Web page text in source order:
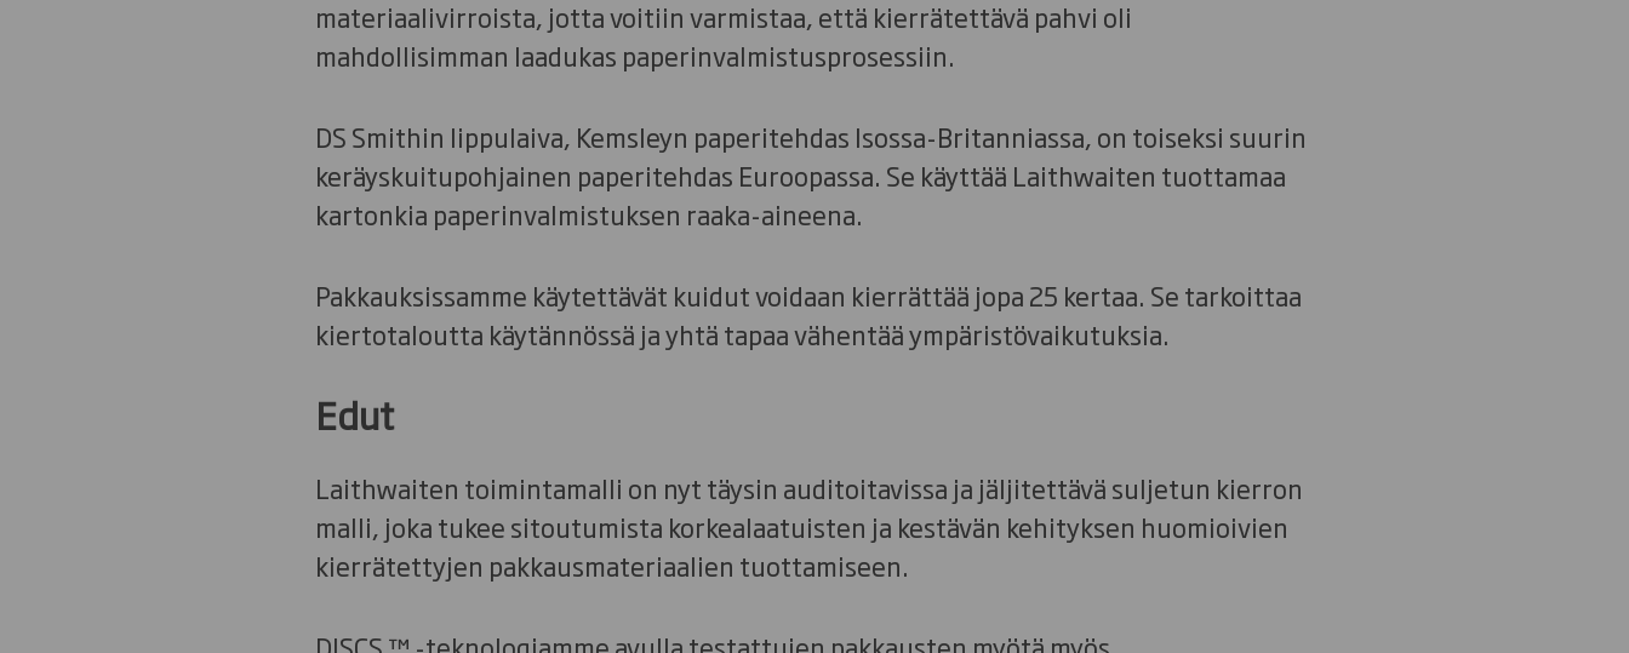
materiaalivirroista, jotta voitiin varmistaa, että kierrätettävä pahvi oli
mahdollisimman laadukas paperinvalmistusprosessiin.
DS Smithin lippulaiva, Kemsleyn paperitehdas Isossa-Britanniassa, on toiseksi suurin
keräyskuitupohjainen paperitehdas Euroopassa. Se käyttää Laithwaiten tuottamaa
kartonkia paperinvalmistuksen raaka-aineena.
Pakkauksissamme käytettävät kuidut voidaan kierrättää jopa 25 kertaa. Se tarkoittaa
kiertotaloutta käytännössä ja yhtä tapaa vähentää ympäristövaikutuksia.
Edut
Laithwaiten toimintamalli on nyt täysin auditoitavissa ja jäljitettävä suljetun kierron
malli, joka tukee sitoutumista korkealaatuisten ja kestävän kehityksen huomioivien
kierrätettyjen pakkausmateriaalien tuottamiseen.